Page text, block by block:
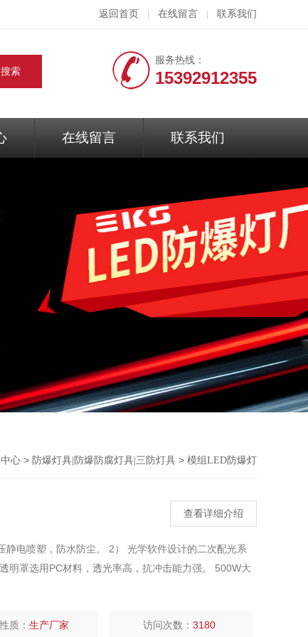
返回首页 在线留言 联系我们
服务热线：
15392912355
在线留言 联系我们
心 > 防爆灯具|防爆防腐灯具|三防灯具 > 模组LED防爆灯
查看详细介绍
电喷塑，防水防尘。 2） 光学软件设计的二次配光系
明罩选用PC材料，透光率高，抗冲击能力强。 500W大
质：生产厂家 访问次数：3180